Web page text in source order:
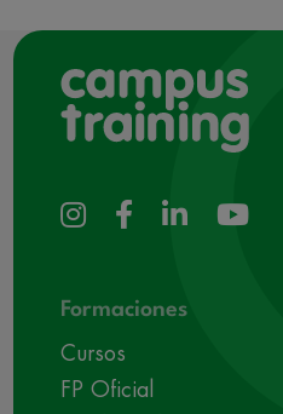
Formaciones
Cursos
FP Oficial